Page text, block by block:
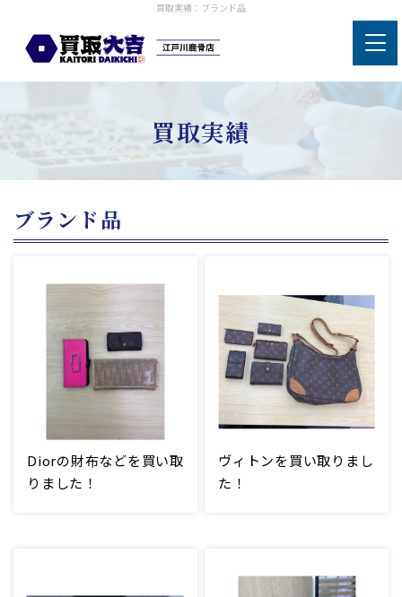
買取実績：ブランド品
買取実績
ブランド品
Diorの財布などを買い取
りました！
ヴィトンを買い取りまし
た！